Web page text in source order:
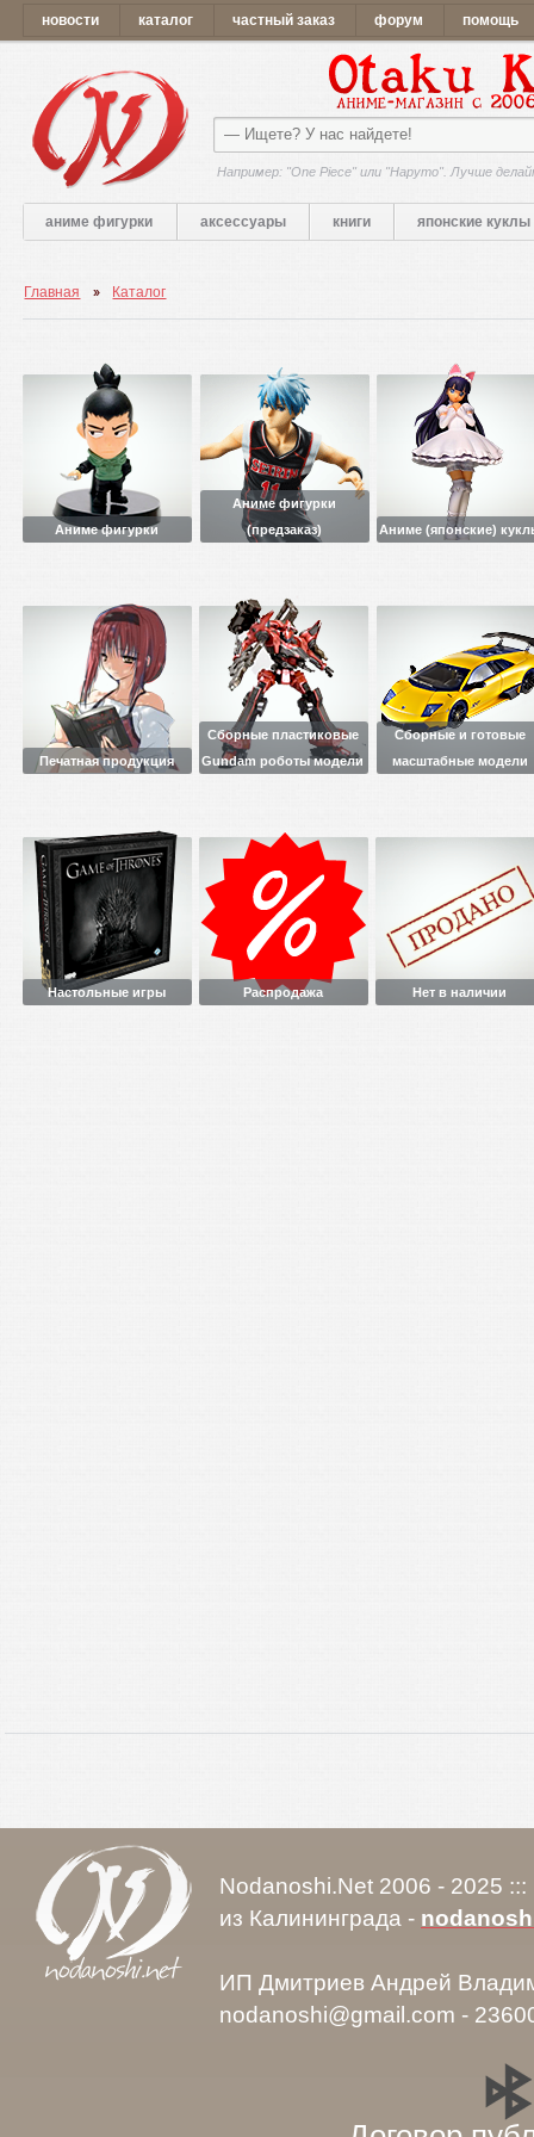
новости каталог частный заказ форум помощь
Например: "One Piece" или "Наруто". Лучше
аниме фигурки аксессуары книги японские куклы
Главная Каталог
Аниме фигурки
Аниме фигурки
(предзаказ)
Аниме (японские)
Печатная продукция
Сборные пластиковые
Gundam роботы модели
Сборные и готовые
масштабные модели
Настольные игры Распродажа Нет в наличии
Nodanoshi.Net 2006 - 2025
из Калининграда -
ИП Дмитриев Андрей
nodanoshi@gmail.com -